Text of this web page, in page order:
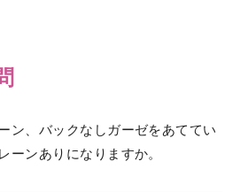
ン、バックなしガーゼをあててい
ーンありになりますか。